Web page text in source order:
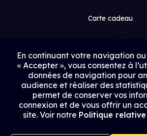
Carte cadeau
Espace médias
Contact
Proposer un film
Rejoindre Uptrack
En continuant votre navigation
« Accepter », vous consentez à
données de navigation pour
audience et réaliser des
permet de conserver vos
connexion et de vous offrir un
site. Voir notre Politique